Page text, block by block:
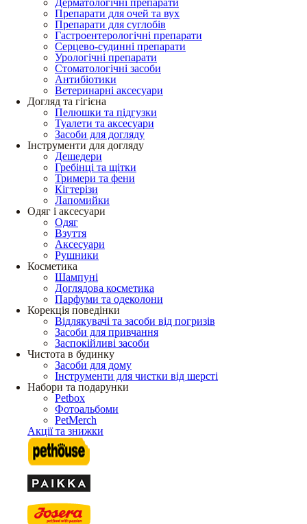
Дерматологічні препарати
Препарати для очей та вух
Препарати для суглобів
Гастроентерологічні препарати
Серцево-судинні препарати
Урологічні препарати
Стоматологічні засоби
Антибіотики
Ветеринарні аксесуари
Догляд та гігієна
Пелюшки та підгузки
Туалети та аксесуари
Засоби для догляду
Інструменти для догляду
Дешедери
Гребінці та щітки
Тримери та фени
Кігтерізи
Лапомийки
Одяг і аксесуари
Одяг
Взуття
Аксесуари
Рушники
Косметика
Шампуні
Доглядова косметика
Парфуми та одеколони
Корекція поведінки
Відлякувачі та засоби від погризів
Засоби для привчання
Заспокійливі засоби
Чистота в будинку
Засоби для дому
Інструменти для чистки від шерсті
Набори та подарунки
Petbox
Фотоальбоми
PetMerch
Акції та знижки